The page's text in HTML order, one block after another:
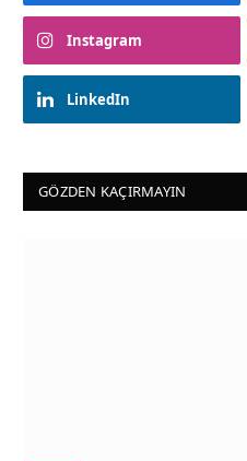
Instagram
LinkedIn
GÖZDEN KAÇIRMAYIN